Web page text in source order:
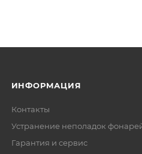
ИНФОРМАЦИЯ
Контакты
Устранение неполадок
Гарантия и сервис